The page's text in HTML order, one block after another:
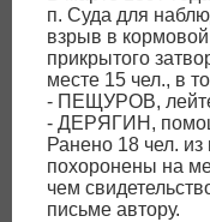
п. Суда для
взрыв в
прикрытого
месте 15 чел., в
- ПЕЩУРОВ,
- ДЕРЯГИН,
Ранено 18 чел.
похоронены на
чем
письме автору.